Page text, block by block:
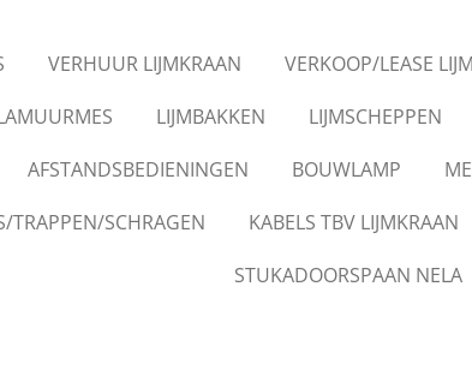
VERHUUR LIJMKRAAN VERKOOP/LEASE
LIJMBAKKEN LIJMSCHEPPEN
AFSTANDSBEDIENINGEN BOUWLAMP
TRAPPEN/SCHRAGEN
KABELS TBV LIJMKRAAN
STUKADOORSPAAN NELA